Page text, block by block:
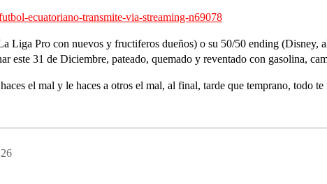
ecuatoriano-transmite-via-streaming-n69078
Liga Pro con nuevos y fructiferos dueños) o su 50/50 ending (Disney,
este 31 de Diciembre, pateado, quemado y reventado con gasolina,
el mal y le haces a otros el mal, al final, tarde que temprano, todo te